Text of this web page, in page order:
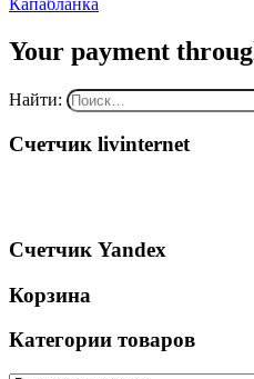
Your payment
Найти:
Счетчик livinternet
Счетчик Yandex
Корзина
Категории товаров